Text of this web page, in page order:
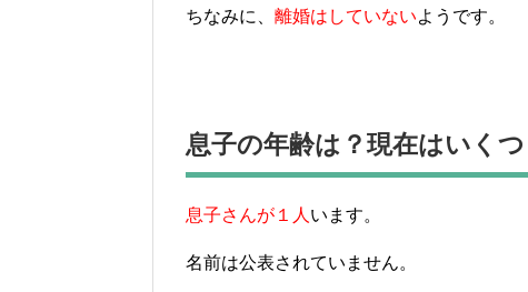
ちなみに、 離婚はしていないようです。
息子の年齢は？現在はいくつ
息子さんが１人 います。
名前は公表されていません。